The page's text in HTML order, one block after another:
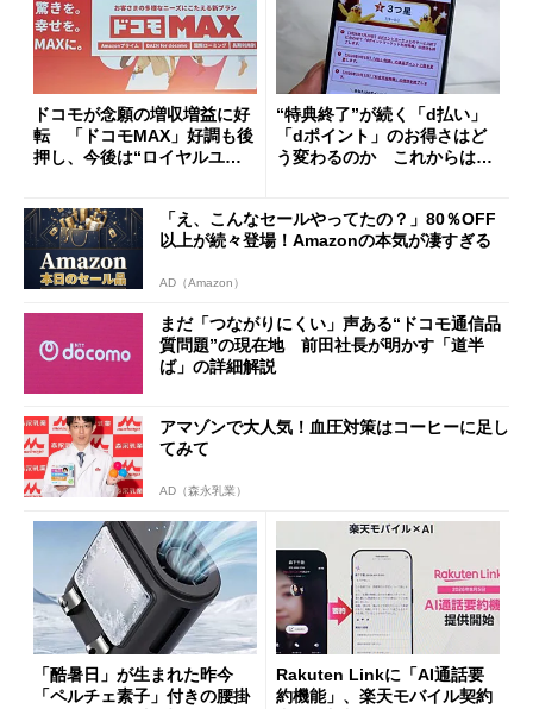
ドコモが念願の増収増益に好
転 「ドコモMAX」好調も後
押し、今後は“ロイヤルユー
“特典終了”が続く「d払い」
「dポイント」のお得さはど
う変わるのか これからは
「え、こんなセールやってたの？」80％OFF
以上が続々登場！Amazonの本気が凄すぎる
AD（Amazon）
まだ「つながりにくい」声ある“ドコモ通信品
質問題”の現在地 前田社長が明かす「道半
ば」の詳細解説
アマゾンで大人気！血圧対策はコーヒーに足し
てみて
AD（森永乳業）
「酷暑日」が生まれた昨今
「ペルチェ素子」付きの腰掛
Rakuten Linkに「AI通話要
約機能」、楽天モバイル契約